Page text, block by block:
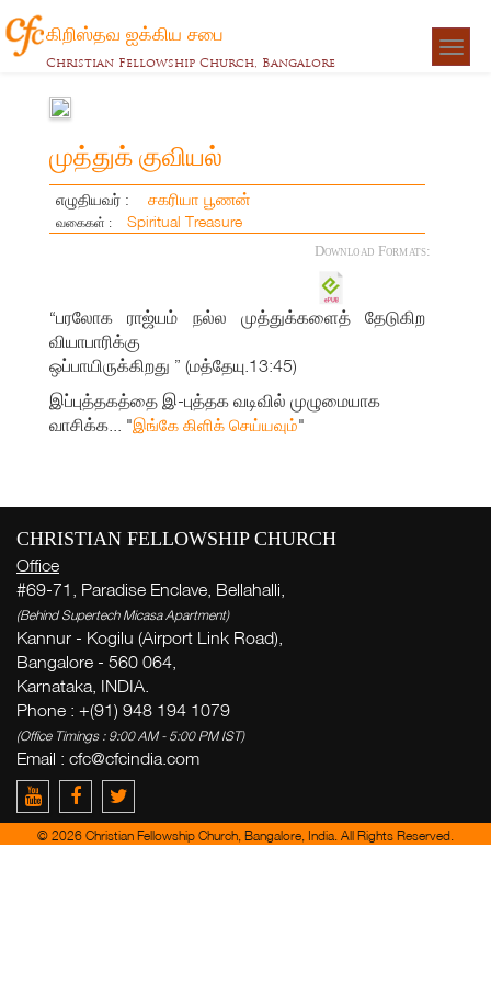
கிறிஸ்தவ ஐக்கிய சபை
Christian Fellowship Church, Bangalore
முத்துக் குவியல்
எழுதியவர் : சகரியா பூணன்
வகைகள் : Spiritual Treasure
Download Formats:
“பரலோக ராஜ்யம் நல்ல முத்துக்களைத் தேடுகிற
வியாபாரிக்கு
ஒப்பாயிருக்கிறது ” (மத்தேயு.13:45)
இப்புத்தகத்தை இ-புத்தக வடிவில் முழுமையாக
வாசிக்க... "இங்கே கிளிக் செய்யவும்"
CHRISTIAN FELLOWSHIP CHURCH
Office
#69-71, Paradise Enclave, Bellahalli,
(Behind Supertech Micasa Apartment)
Kannur - Kogilu (Airport Link Road),
Bangalore - 560 064,
Karnataka, INDIA.
Phone : +(91) 948 194 1079
(Office Timings : 9:00 AM - 5:00 PM IST)
Email : cfc@cfcindia.com
© 2026 Christian Fellowship Church, Bangalore, India. All Rights Reserved.